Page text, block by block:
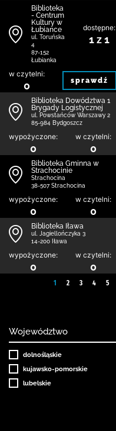
Biblioteka
- Centrum
Kultury w
Łubiance
ul. Toruńska
4
87-152
Łubianka
dostępne:
1 z 1
w czytelni:
0 sprawdź
Biblioteka Dowództwa 1
Brygady Logistycznej
ul. Powstańców Warszawy 2
85-984 Bydgoszcz
wypożyczone:
0
w czytelni:
0
Biblioteka Gminna w
Strachocinie
Strachocina
38-507 Strachocina
wypożyczone:
0
w czytelni:
0
Biblioteka Iława
ul. Jagiellończyka 3
14-200 Iława
wypożyczone:
0
w czytelni:
0
1 2 3 4 5
Województwo
dolnośląskie
kujawsko-pomorskie
lubelskie